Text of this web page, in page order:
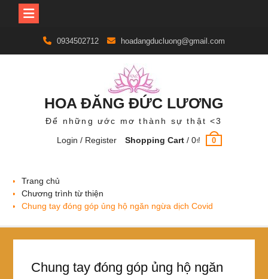
content
0934502712 hoadangducluong@gmail.com
HOA ĐĂNG ĐỨC LƯƠNG
Để những ước mơ thành sự thật <3
Login / Register
Shopping Cart /0₫ 0
Trang chủ
Chương trình từ thiện
Chung tay đóng góp ủng hộ ngăn ngừa dịch Covid
Chung tay đóng góp ủng hộ ngăn